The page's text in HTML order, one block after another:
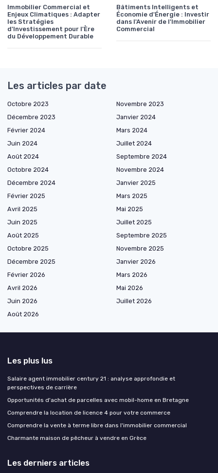
Immobilier Commercial et
Enjeux Climatiques : Adapter
les Stratégies
d'Investissement pour l'Ère
du Développement Durable
Bâtiments Intelligents et
Économie d'Énergie : Investir
dans l'Avenir de l'Immobilier
Commercial
Les articles par date
Octobre 2023
Novembre 2023
Décembre 2023
Janvier 2024
Février 2024
Mars 2024
Juin 2024
Juillet 2024
Août 2024
Septembre 2024
Octobre 2024
Novembre 2024
Décembre 2024
Janvier 2025
Février 2025
Mars 2025
Avril 2025
Mai 2025
Juin 2025
Juillet 2025
Août 2025
Septembre 2025
Octobre 2025
Novembre 2025
Décembre 2025
Janvier 2026
Février 2026
Mars 2026
Avril 2026
Mai 2026
Juin 2026
Juillet 2026
Août 2026
Les plus lus
Salaire agent immobilier century 21 : analyse approfondie et
perspectives de carrière
Opportunités d'achat de parcelles avec mobil-home en Bretagne
Comprendre la location de licence 4 pour votre commerce
Comprendre la vente à terme libre dans l'immobilier commercial
Charmante maison de pêcheur à vendre en Grèce
Les derniers articles